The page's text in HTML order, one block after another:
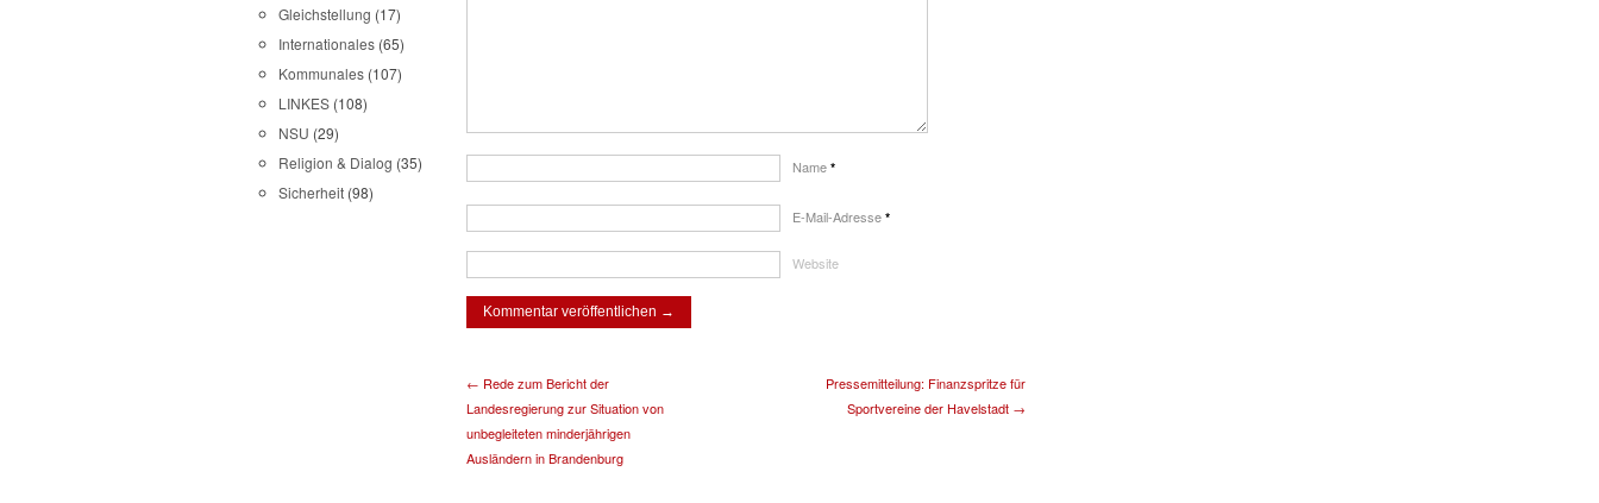
Gleichstellung (17)
Internationales (65)
Kommunales (107)
LINKES (108)
NSU (29)
Religion & Dialog (35)
Sicherheit (98)
Name *
E-Mail-Adresse *
Website
← Rede zum Bericht der
Landesregierung zur Situation von
unbegleiteten minderjährigen
Ausländern in Brandenburg
Pressemitteilung: Finanzspritze für
Sportvereine der Havelstadt →